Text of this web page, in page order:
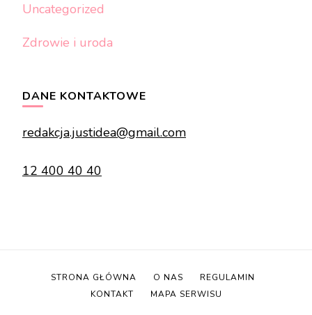
Uncategorized
Zdrowie i uroda
DANE KONTAKTOWE
redakcja.justidea@gmail.com
12 400 40 40
STRONA GŁÓWNA O NAS
REGULAMIN
KONTAKT
MAPA SERWISU